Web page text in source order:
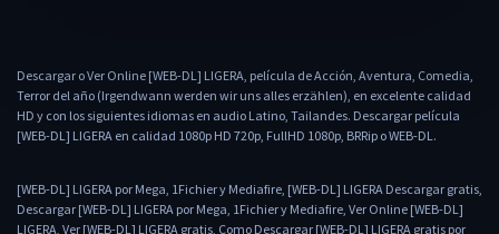
Descargar o Ver Online [WEB-DL] LIGERA, película de Acción, Aventura, Comedia,
Terror del año (Irgendwann werden wir uns alles erzählen), en excelente calidad
HD y con los siguientes idiomas en audio Latino, Tailandes. Descargar película
[WEB-DL] LIGERA en calidad 1080p HD 720p, FullHD 1080p, BRRip o WEB-DL.
[WEB-DL] LIGERA por Mega, 1Fichier y Mediafire, [WEB-DL] LIGERA Descargar gratis,
Descargar [WEB-DL] LIGERA por Mega, 1Fichier y Mediafire, Ver Online [WEB-DL]
LIGERA, Ver [WEB-DL] LIGERA gratis, Como Descargar [WEB-DL] LIGERA gratis por